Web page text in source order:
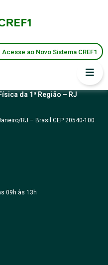
Acesse ao Novo Sistema CREF1
Nº
da 1ª Região – RJ
RJ – Brasil CEP 20540-100
09h às 13h